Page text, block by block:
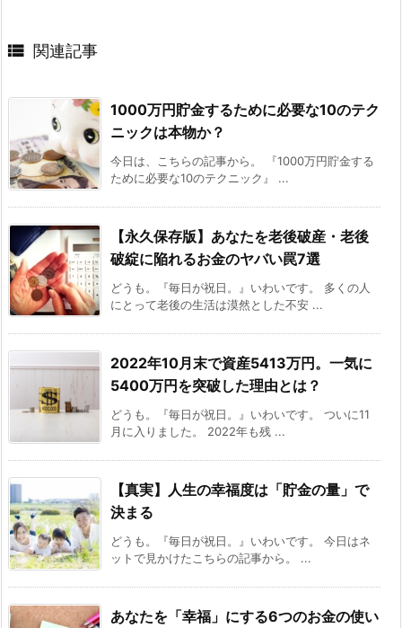
 関連記事
1000万円貯金するために必要な10のテク
ニックは本物か？
今日は、こちらの記事から。 『1000万円貯金する
ために必要な10のテクニック』 ...
【永久保存版】あなたを老後破産・老後
破綻に陥れるお金のヤバい罠7選
どうも。『毎日が祝日。』いわいです。 多くの人
にとって老後の生活は漠然とした不安 ...
2022年10月末で資産5413万円。一気に
5400万円を突破した理由とは？
どうも。『毎日が祝日。』いわいです。 ついに11
月に入りました。 2022年も残 ...
【真実】人生の幸福度は「貯金の量」で
決まる
どうも。『毎日が祝日。』いわいです。 今日はネ
ットで見かけたこちらの記事から。 ...
あなたを「幸福」にする6つのお金の使い